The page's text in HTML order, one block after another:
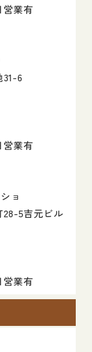
営業有
6
営業有
ョ
5吉元ビル
営業有